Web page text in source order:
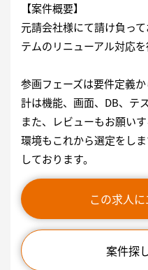
【案件概要】
元請会社様にて請け負っ
テムのリニューアル対応を
参画フェーズは要件定義
計は機能、画面、DB、テ
また、レビューもお願いす
環境もこれから選定をし
しております。
この求人
案件探